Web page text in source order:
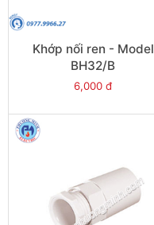
Khớp nối ren - Model
BH32/B
6,000 đ